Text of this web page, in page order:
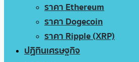
ราคา Ethereum
ราคา Dogecoin
ราคา Ripple (XRP)
ปฏิทินเศรษฐกิจ